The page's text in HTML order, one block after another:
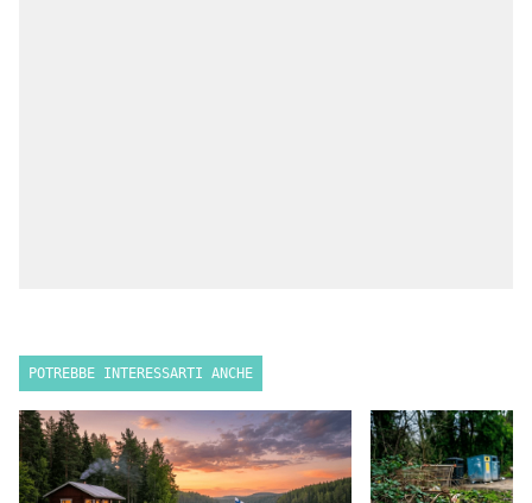
POTREBBE INTERESSARTI ANCHE